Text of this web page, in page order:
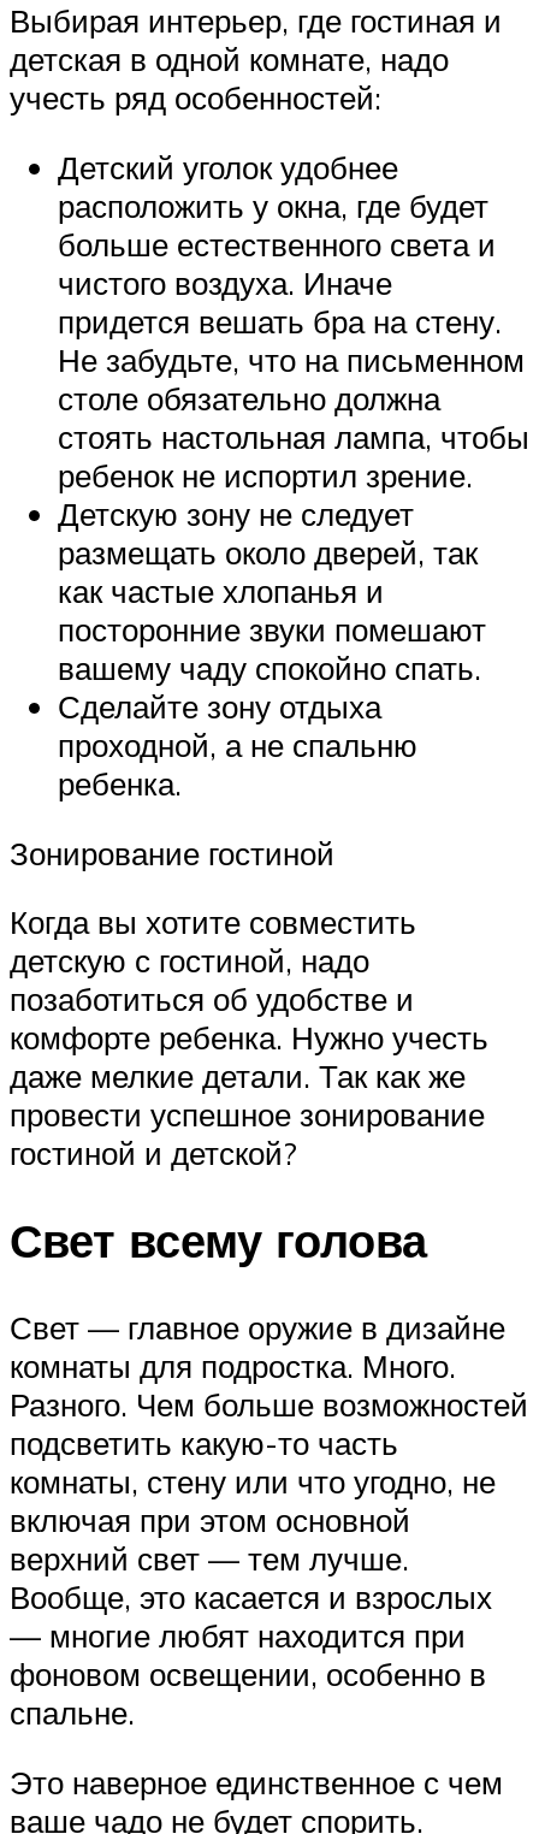
Выбирая интерьер, где гостиная и
детская в одной комнате, надо
учесть ряд особенностей:
Детский уголок удобнее
расположить у окна, где будет
больше естественного света и
чистого воздуха. Иначе
придется вешать бра на стену.
Не забудьте, что на письменном
столе обязательно должна
стоять настольная лампа, чтобы
ребенок не испортил зрение.
Детскую зону не следует
размещать около дверей, так
как частые хлопанья и
посторонние звуки помешают
вашему чаду спокойно спать.
Сделайте зону отдыха
проходной, а не спальню
ребенка.
Зонирование гостиной
Когда вы хотите совместить
детскую с гостиной, надо
позаботиться об удобстве и
комфорте ребенка. Нужно учесть
даже мелкие детали. Так как же
провести успешное зонирование
гостиной и детской?
Свет всему голова
Свет — главное оружие в дизайне
комнаты для подростка. Много.
Разного. Чем больше возможностей
подсветить какую-то часть
комнаты, стену или что угодно, не
включая при этом основной
верхний свет — тем лучше.
Вообще, это касается и взрослых
— многие любят находится при
фоновом освещении, особенно в
спальне.
Это наверное единственное с чем
ваше чадо не будет спорить.